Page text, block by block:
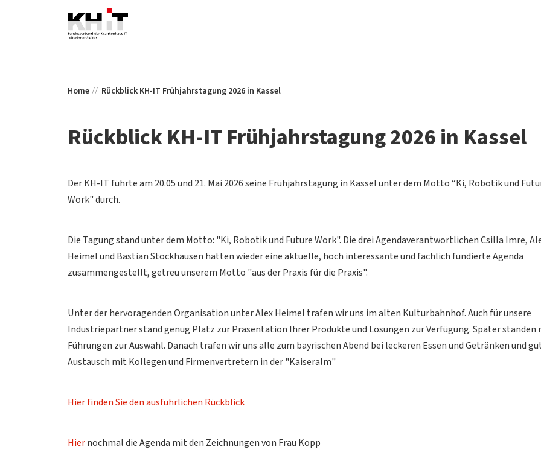
Home Rückblick KH-IT Frühjahrstagung 2026 in Kassel
Rückblick KH-IT Frühjahrstagung 2026 in Kassel
Der KH-IT führte am 20.05 und 21. Mai 2026 seine Frühjahrstagung in Kassel unter dem Motto “Ki, Robotik und
Work" durch.
Die Tagung stand unter dem Motto: "Ki, Robotik und Future Work". Die drei Agendaverantwortlichen Csilla Imre,
Heimel und Bastian Stockhausen hatten wieder eine aktuelle, hoch interessante und fachlich fundierte Agenda
zusammengestellt, getreu unserem Motto "aus der Praxis für die Praxis".
Unter der hervoragenden Organisation unter Alex Heimel trafen wir uns im alten Kulturbahnhof. Auch für unsere
Industriepartner stand genug Platz zur Präsentation Ihrer Produkte und Lösungen zur Verfügung. Später standen
Führungen zur Auswahl. Danach trafen wir uns alle zum bayrischen Abend bei leckeren Essen und Getränken und
Austausch mit Kollegen und Firmenvertretern in der "Kaiseralm"
Hier finden Sie den ausführlichen Rückblick
Hiernochmal die Agenda mit den Zeichnungen von Frau Kopp